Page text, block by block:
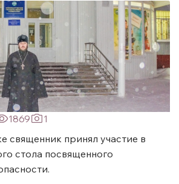
1869
1
священник принял участие в
стола посвященного